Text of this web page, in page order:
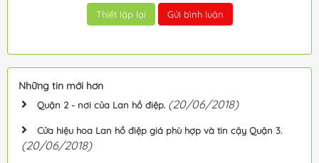
Những tin mới hơn
Quận 2 - nơi của Lan hồ điệp. (20/06/2018)
Cửa hiệu hoa Lan hồ điệp giá phù hợp và tin cậy Quận 3.
(20/06/2018)